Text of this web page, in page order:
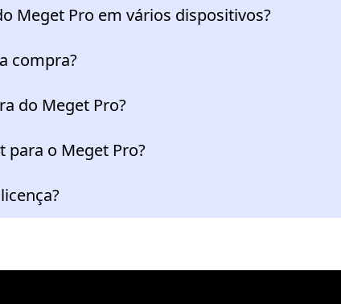
Meget Pro em vários dispositivos?
compra?
do Meget Pro?
para o Meget Pro?